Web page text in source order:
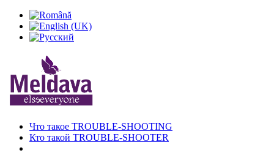
Что такое TROUBLE-SHOOTING
Кто такой TROUBLE-SHOOTER